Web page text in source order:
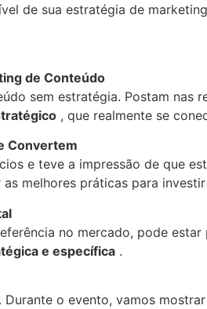
de sua estratégia de
de Conteúdo
sem estratégia. Postam nas
, que realmente se
Convertem
e teve a impressão de que
melhores práticas para
no mercado, pode
e específica .
o evento, vamos mostrar